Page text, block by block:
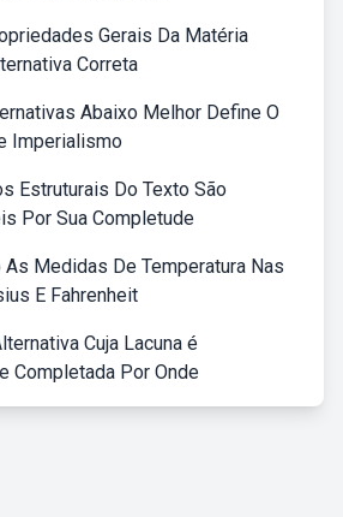
Gerais Da Matéria
Correta
Abaixo Melhor Define O
Imperialismo
Estruturais Do Texto São
Por Sua Completude
As Medidas De Temperatura Nas
E Fahrenheit
Cuja Lacuna é
Completada Por Onde